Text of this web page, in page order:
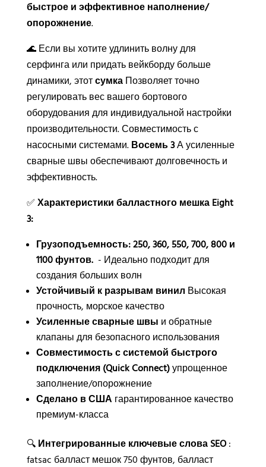
быстрое и эффективное наполнение/
опорожнение.
🌊 Если вы хотите удлинить волну для
серфинга или придать вейкборду больше
динамики, этотсумка Позволяет точно
регулировать вес вашего бортового
оборудования для индивидуальной настройки
производительности. Совместимость с
насосными системами. Восемь 3А усиленные
сварные швы обеспечивают долговечность и
эффективность.
✅ Характеристики балластного мешка Eight
3:
Грузоподъемность: 250, 360, 550, 700, 800 и
1100 фунтов. - Идеально подходит для
создания больших волн
Устойчивый к разрывам винил Высокая
прочность, морское качество
Усиленные сварные швы и обратные
клапаны для безопасного использования
Совместимость с системой быстрого
подключения (Quick Connect)упрощенное
заполнение/опорожнение
Сделано в США гарантированное качество
премиум-класса
🔍 Интегрированные ключевые слова SEO:
fatsac балласт мешок 750 фунтов, балласт